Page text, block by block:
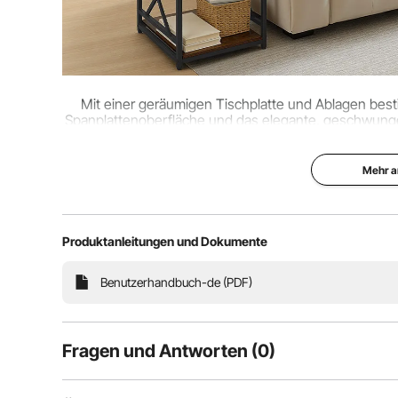
Mit einer geräumigen Tischplatte und Ablagen
Spanplattenoberfläche und das elegante,
Mehr
Produktanleitungen und Dokumente
Benutzerhandbuch-de (PDF)
Fragen und Antworten (0)